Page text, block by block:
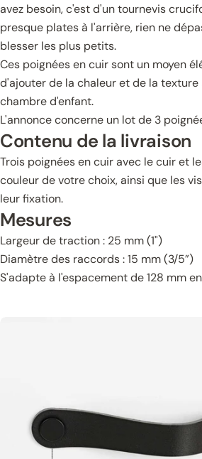
avez besoin, c'est d'un tournevis
presque plates à l'arrière, rien ne
blesser les plus petits.
Ces poignées en cuir sont un moyen
d'ajouter de la chaleur et de la
chambre d'enfant.
L'annonce concerne un lot de 3
Contenu de la livraison
Trois poignées en cuir avec le cuir et
couleur de votre choix, ainsi que les
leur fixation.
Mesures
Largeur de traction : 25 mm (1")
Diamètre des raccords : 15 mm (3/5”)
S'adapte à l'espacement de 128 mm